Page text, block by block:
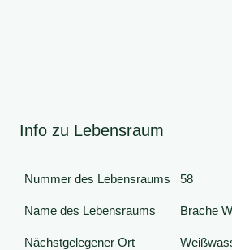
Info zu Lebensraum
Nummer des Lebensraums 58
Name des Lebensraums Brache
Nächstgelegener Ort